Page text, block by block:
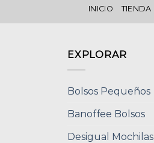
INICIO TIENDA
EXPLORAR
Bolsos Pequeños
Banoffee Bolsos
Desigual Mochilas